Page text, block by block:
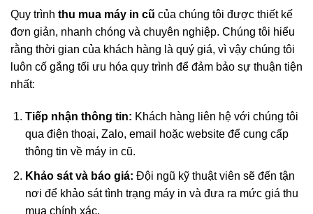
Quy trình thu mua máy in cũ của chúng tôi được thiết kế
đơn giản, nhanh chóng và chuyên nghiệp. Chúng tôi hiểu
rằng thời gian của khách hàng là quý giá, vì vậy chúng tôi
luôn cố gắng tối ưu hóa quy trình để đảm bảo sự thuận tiện
nhất:
Tiếp nhận thông tin: Khách hàng liên hệ với chúng tôi
qua điện thoại, Zalo, email hoặc website để cung cấp
thông tin về máy in cũ.
Khảo sát và báo giá: Đội ngũ kỹ thuật viên sẽ đến tận
nơi để khảo sát tình trạng máy in và đưa ra mức giá thu
mua chính xác.